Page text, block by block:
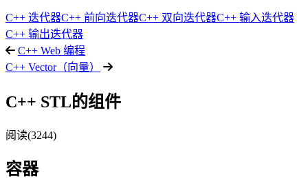
C++ 迭代器C++ 前向迭代器C++ 双向迭代器C++ 输入迭代器
C++ 输出迭代器
C++ Web 编程
C++ Vector（向量）
C++ STL的组件
阅读(3244)
容器